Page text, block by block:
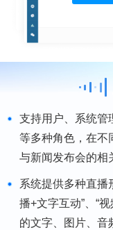
支持用户、系统管
等多种角色，在不
与新闻发布会的相
系统提供多种直播
播+文字互动”、“
的文字、图片、音